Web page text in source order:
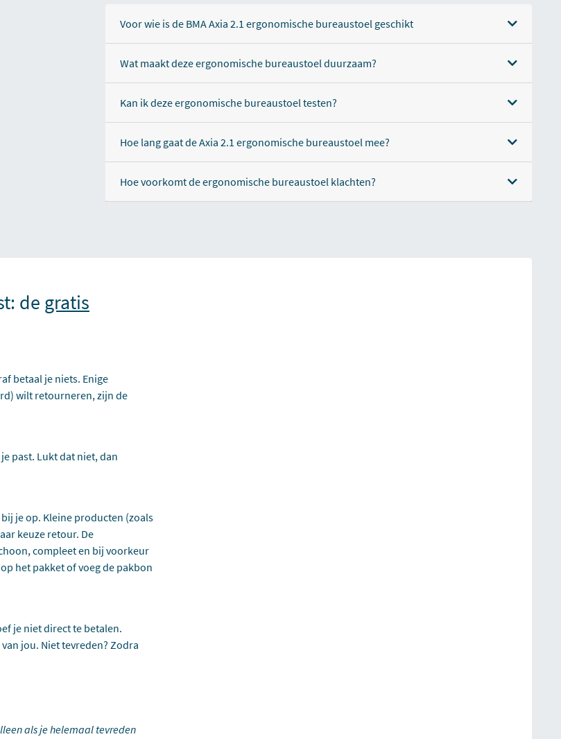
Voor wie is de BMA Axia 2.1 ergonomische bureaustoel geschikt
Wat maakt deze ergonomische bureaustoel duurzaam?
Kan ik deze ergonomische bureaustoel testen?
Hoe lang gaat de Axia 2.1 ergonomische bureaustoel mee?
Hoe voorkomt de ergonomische bureaustoel klachten?
de gratis
betaal je niets. Enige
wilt retourneren, zijn de
past. Lukt dat niet, dan
je op. Kleine producten (zoals
keuze retour. De
compleet en bij voorkeur
het pakket of voeg de pakbon
je niet direct te betalen.
jou. Niet tevreden? Zodra
als je helemaal tevreden